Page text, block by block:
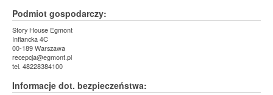
Podmiot gospodarczy:
Story House Egmont
Inflancka 4C
00-189 Warszawa
recepcja@egmont.pl
tel. 48228384100
Informacje dot. bezpieczeństwa: